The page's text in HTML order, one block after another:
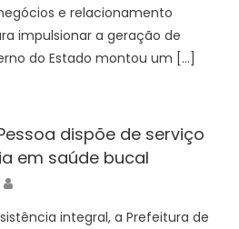
e relacionamento
impulsionar a geração de
do Estado montou um […]
dispõe de serviço
em saúde bucal
integral, a Prefeitura de